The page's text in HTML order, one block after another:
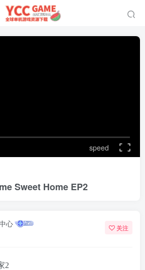
speed
Sweet Home EP2
心 关注
2